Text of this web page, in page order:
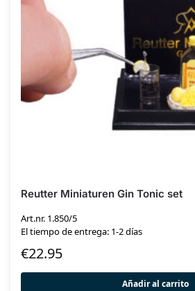
Reutter Miniaturen Gin Tonic set
Art.nr. 1.850/5
El tiempo de entrega: 1-2 días
€22.95
Añadir al carrito